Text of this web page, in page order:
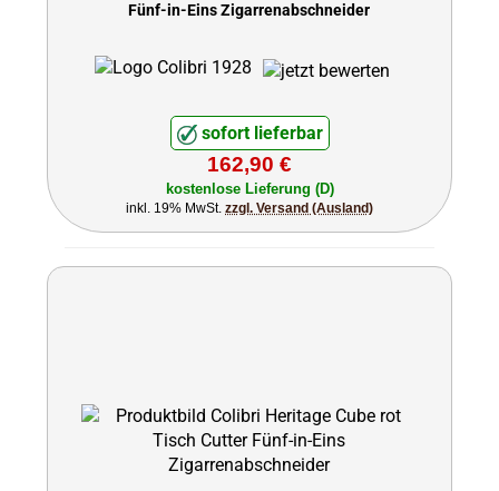
Fünf-in-Eins Zigarrenabschneider
sofort lieferbar
162,90 €
kostenlose Lieferung (D)
inkl. 19% MwSt. zzgl. Versand (Ausland)